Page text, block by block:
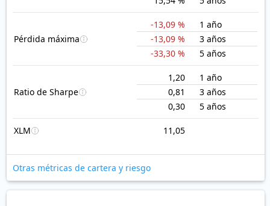
Pérdida máxima
-13,09 %
1 año
-13,09 %
3 años
-33,30 %
5 años
Ratio de Sharpe
1,20
1 año
0,81
3 años
0,30
5 años
XLM 11,05
Otras métricas de cartera y riesgo